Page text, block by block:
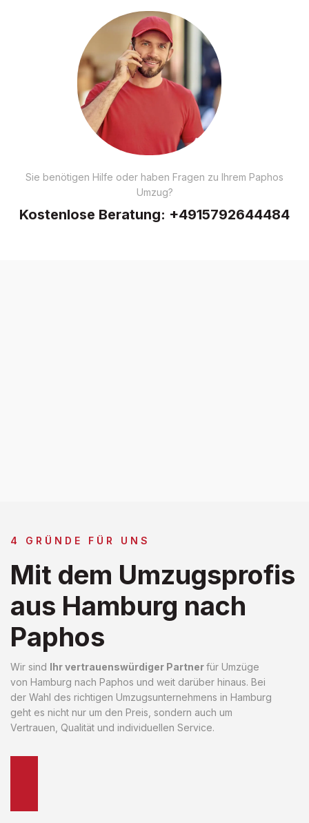
Sie benötigen Hilfe oder haben Fragen zu Ihrem Paphos
Umzug?
Kostenlose Beratung: +4915792644484
4 GRÜNDE FÜR UNS
Mit dem Umzugsprofis
aus Hamburg nach
Paphos
Wir sind Ihr vertrauenswürdiger Partnerfür Umzüge
von Hamburg nach Paphos und weit darüber hinaus. Bei
der Wahl des richtigen Umzugsunternehmens in Hamburg
geht es nicht nur um den Preis, sondern auch um
Vertrauen, Qualität und individuellen Service.